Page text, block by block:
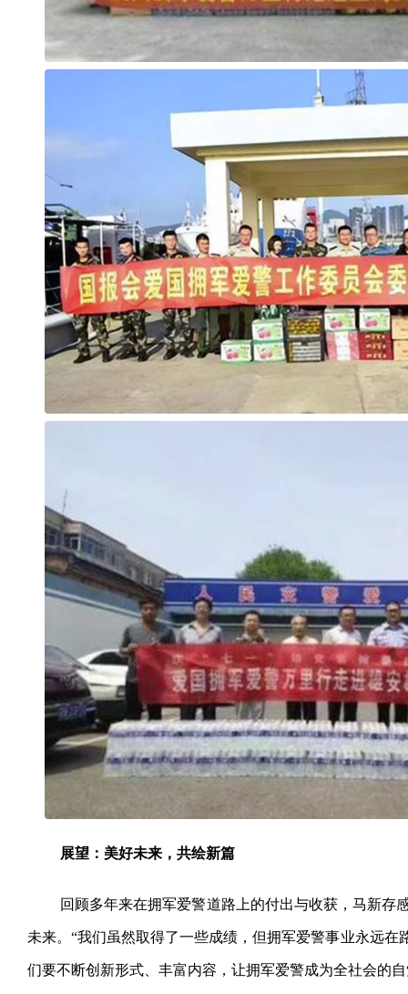
展望：美好未来，共绘新篇
回顾多年来在拥军爱警道路上的付出与收获，马新存
未来。“我们虽然取得了一些成绩，但拥军爱警事业永远在
们要不断创新形式、丰富内容，让拥军爱警成为全社会的